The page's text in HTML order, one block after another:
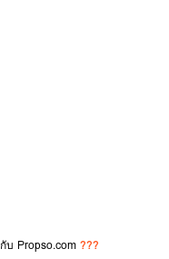
กับ Propso.com???